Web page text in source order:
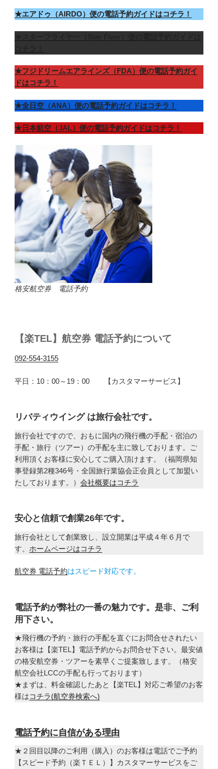
★エアドゥ（AIRDO）便の電話予約ガイドはコチラ！
★フジドリームエアラインズ（FDA）便の電話予約ガイ
ドはコチラ！
★全日空（ANA）便の電話予約ガイドはコチラ！
★日本航空（JAL）便の電話予約ガイドはコチラ！
格安航空券 電話予約
【楽TEL】航空券 電話予約について
092-554-3155
平日：10：00～19：00 【カスタマーサービス】
リバティウイング は旅行会社です。
旅行会社ですので、おもに国内の飛行機の手配・宿泊の
手配・旅行（ツアー）の手配を主に致しております。ご
利用頂くお客様に安心してご購入頂けます。（福岡県知
事登録第2種346号・全国旅行業協会正会員として加盟い
たしております。） 会社概要はコチラ
安心と信頼で創業26年です。
旅行会社として創業致し、設立開業は平成４年６月で
す。 ホームページはコチラ
航空券 電話予約はスピード対応です。
電話予約が弊社の一番の魅力です。是非、ご利
用下さい。
★飛行機の予約・旅行の手配を直ぐにお問合せされたい
お客様は【楽TEL】電話予約からお問合せ下さい。最安値
の格安航空券・ツアーを素早くご提案致します。（格安
航空会社LCCの手配も行っております）
★まずは、料金確認したあと【楽TEL】対応ご希望のお客
様はコチラ(航空券検索へ)
電話予約に自信がある理由
★２回目以降のご利用（購入）のお客様は電話でご予約
【スピード予約（楽ＴＥＬ）】カスタマーサービスをご